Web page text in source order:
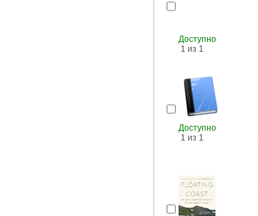
Доступно
1 из 1
Доступно
1 из 1